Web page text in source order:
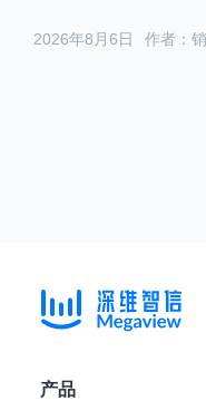
作者：
2026年8月6日
产品